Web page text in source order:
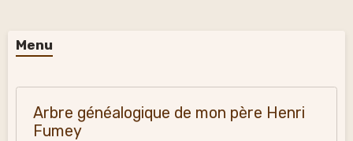
Menu
Arbre généalogique de mon père Henri
Fumey